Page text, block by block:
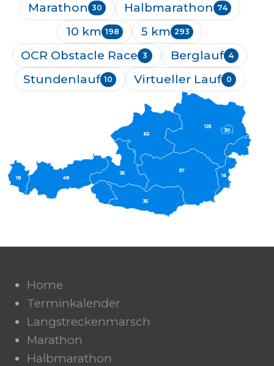
Marathon 30 Halbmarathon 74
10 km 198 5 km 293
OCR Obstacle Race 3 Berglauf 4
Stundenlauf 10 Virtueller Lauf 0
18 16
37
35
62
35
49
123
30
Home
Terminkalender
Langstreckenmarsch
Marathon
Halbmarathon